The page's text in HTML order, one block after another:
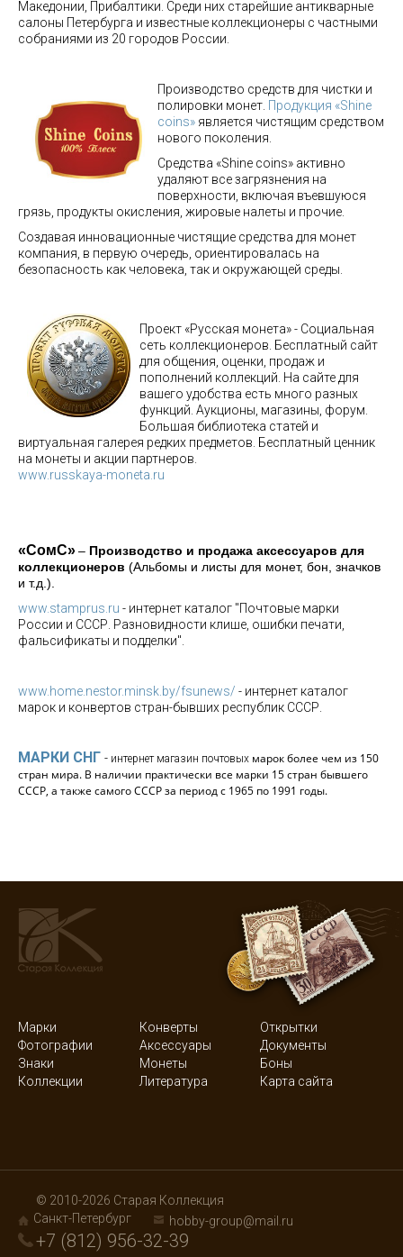
Македонии, Прибалтики. Среди них старейшие антикварные
салоны Петербурга и известные коллекционеры с частными
собраниями из 20 городов России.
Производство средств для чистки и
полировки монет. Продукция «Shine
coins» является чистящим средством
нового поколения.
Средства «Shine coins» активно
удаляют все загрязнения на
поверхности, включая въевшуюся
грязь, продукты окисления, жировые налеты и прочие.
Создавая инновационные чистящие средства для монет
компания, в первую очередь, ориентировалась на
безопасность как человека, так и окружающей среды.
Проект «Русская монета» - Социальная
сеть коллекционеров. Бесплатный сайт
для общения, оценки, продаж и
пополнений коллекций. На сайте для
вашего удобства есть много разных
функций. Аукционы, магазины, форум.
Большая библиотека статей и
виртуальная галерея редких предметов. Бесплатный ценник
на монеты и акции партнеров.
www.russkaya-moneta.ru
«СомС»– Производство и продажа аксессуаров для
коллекционеров (Альбомы и листы для монет, бон, значков
и т.д.).
www.stamprus.ru - интернет каталог "Почтовые марки
России и СССР. Разновидности клише, ошибки печати,
фальсификаты и подделки".
www.home.nestor.minsk.by/fsunews/ - интернет каталог
марок и конвертов стран-бывших республик СССР.
МАРКИ СНГ - интернет магазин почтовых марок более чем из 150
стран мира. В наличии практически все марки 15 стран бывшего
СССР, а также самого СССР за период с 1965 по 1991 годы.
Марки Конверты
Открытки
Фотографии
Аксессуары
Документы
Знаки
Монеты
Боны
Коллекции
Литература Карта сайта
© 2010-2026 Старая Коллекция
Санкт-Петербург
hobby-group@mail.ru
+7 (812) 956-32-39